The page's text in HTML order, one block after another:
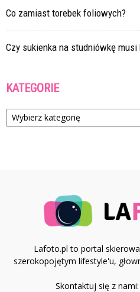
Co zamiast torebek foliowych?
Czy sukienka na studniówkę musi
KATEGORIE
Kategorie
Lafoto.pl to portal
szerokopojętym lifestyle'u,
Skontaktuj się z nami: